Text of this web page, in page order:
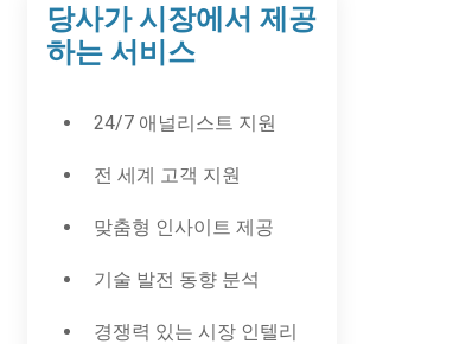
당사가 시장에서 제공
하는 서비스
24/7 애널리스트 지원
전 세계 고객 지원
맞춤형 인사이트 제공
기술 발전 동향 분석
경쟁력 있는 시장 인텔리